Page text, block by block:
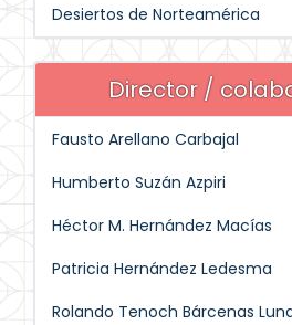
Desiertos de Norteamérica
Director /
Fausto Arellano Carbajal
Humberto Suzán Azpiri
Héctor M. Hernández Macías
Patricia Hernández Ledesma
Rolando Tenoch Bárcenas